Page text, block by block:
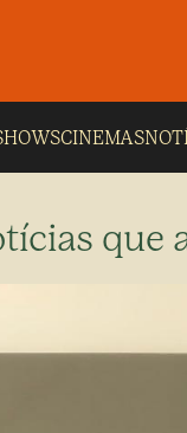
CINEMAS
que